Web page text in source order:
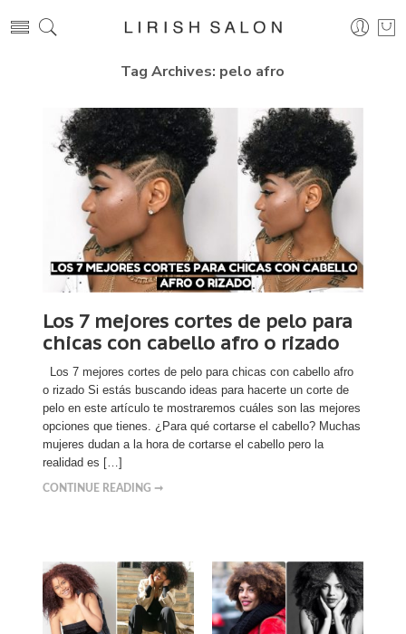
Tag Archives: pelo afro
Los 7 mejores cortes de pelo para
chicas con cabello afro o rizado
Los 7 mejores cortes de pelo para chicas con cabello afro
o rizado Si estás buscando ideas para hacerte un corte de
pelo en este artículo te mostraremos cuáles son las mejores
opciones que tienes. ¿Para qué cortarse el cabello? Muchas
mujeres dudan a la hora de cortarse el cabello pero la
realidad es […]
CONTINUE READING ➞